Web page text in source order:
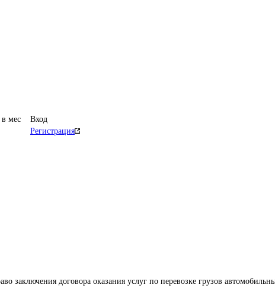
в мес
Вход
Регистрация
заключения договора оказания услуг по перевозке грузов